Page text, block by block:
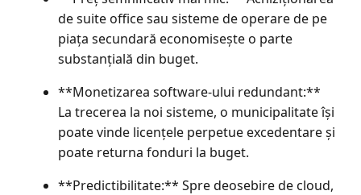
de suite office sau sisteme de operare de pe
piața secundară economisește o parte
substanțială din buget.
**Monetizarea software-ului redundant:**
La trecerea la noi sisteme, o municipalitate își
poate vinde licențele perpetue excedentare și
poate returna fonduri la buget.
**Predictibilitate:** Spre deosebire de cloud,